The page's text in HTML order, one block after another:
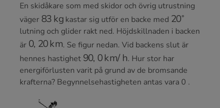
En skidåkare som med skidor och övrig utrustning
väger
83 kg
kastar sig utför en backe med
20∘
lutning och glider rakt ned. Höjdskillnaden i backen
är
0,20 km
. Se figur nedan. Vid backens slut är
hennes hastighet
90 ,0 km/h
. Hur stor har
energiförlusten varit på grund av de bromsande
krafterna? Begynnelsehastigheten antas vara 0 .